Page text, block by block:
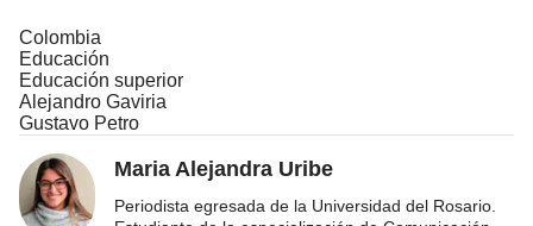
Colombia
Educación
Educación superior
Alejandro Gaviria
Gustavo Petro
Maria Alejandra Uribe
Periodista egresada de la Universidad del Rosario.